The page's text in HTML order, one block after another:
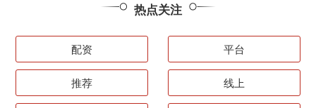
热点关注
配资 平台
推荐 线上